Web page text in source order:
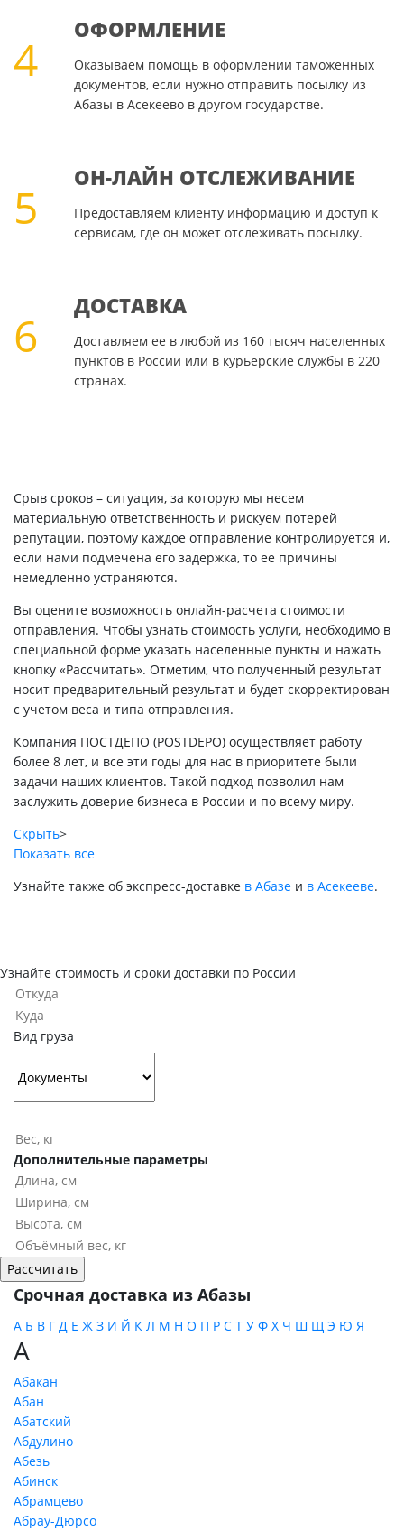
4
ОФОРМЛЕНИЕ
Оказываем помощь в оформлении таможенных
документов, если нужно отправить посылку из
Абазы в Асекеево в другом государстве.
5
ОН-ЛАЙН ОТСЛЕЖИВАНИЕ
Предоставляем клиенту информацию и доступ к
сервисам, где он может отслеживать посылку.
6
ДОСТАВКА
Доставляем ее в любой из 160 тысяч населенных
пунктов в России или в курьерские службы в 220
странах.
Срыв сроков – ситуация, за которую мы несем
материальную ответственность и рискуем потерей
репутации, поэтому каждое отправление контролируется и,
если нами подмечена его задержка, то ее причины
немедленно устраняются.
Вы оцените возможность онлайн-расчета стоимости
отправления. Чтобы узнать стоимость услуги, необходимо в
специальной форме указать населенные пункты и нажать
кнопку «Рассчитать». Отметим, что полученный результат
носит предварительный результат и будет скорректирован
с учетом веса и типа отправления.
Компания ПОСТДЕПО (POSTDEPO) осуществляет работу
более 8 лет, и все эти годы для нас в приоритете были
задачи наших клиентов. Такой подход позволил нам
заслужить доверие бизнеса в России и по всему миру.
Скрыть>
Показать все
Узнайте также об экспресс-доставке в Абазе и в Асекееве.
Узнайте стоимость и сроки доставки по России
Вид груза
Дополнительные параметры
Срочная доставка из Абазы
А Б В Г Д Е Ж З И Й К Л М Н О П Р С Т У Ф Х Ч Ш Щ Э Ю Я
А
Абакан
Абан
Абатский
Абдулино
Абезь
Абинск
Абрамцево
Абрау-Дюрсо